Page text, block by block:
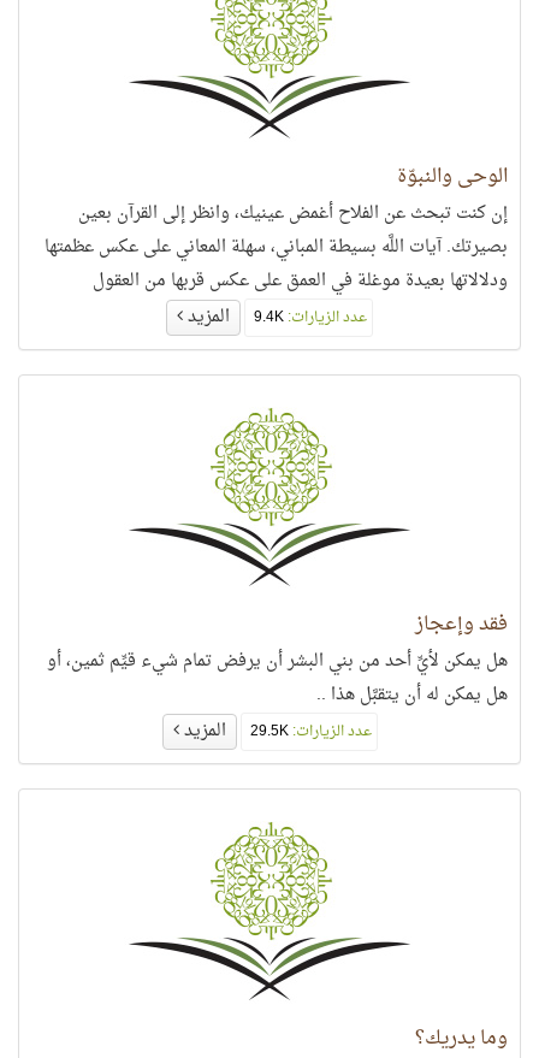
الوحي والنبوّة
إن كنت تبحث عن الفلاح أغمض عينيك، وانظر إلى القرآن بعين
بصيرتك. آيات اللَّه بسيطة المباني، سهلة المعاني على عكس عظمتها
ودلالاتها بعيدة موغلة في العمق على عكس قربها من العقول
عدد الزيارات: المزيد
فقد وإعجاز
هل يمكن لأيِّ أحد من بني البشر أن يرفض تمام شيء قيِّم ثمين، أو
هل يمكن له أن يتقبَّل هذا ..
عدد الزيارات:29.5K المزيد
وما يدريك؟